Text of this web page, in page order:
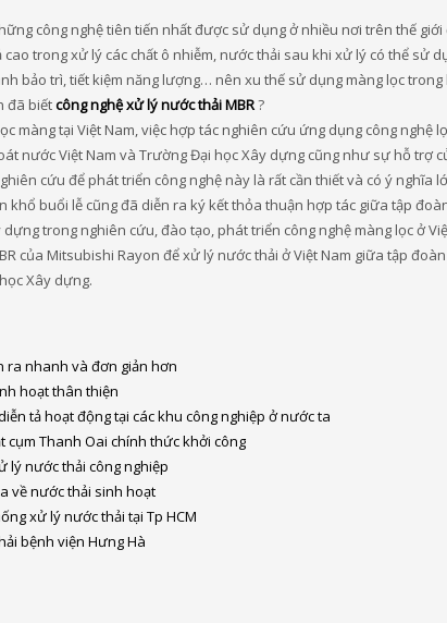
công nghệ tiên tiến nhất được sử dụng ở nhiều nơi trên thế
trong xử lý các chất ô nhiễm, nước thải sau khi xử lý có thể sử
bảo trì, tiết kiệm năng lượng… nên xu thế sử dụng màng lọc
đã biếtcông nghệ xử lý nước thải MBR?
màng tại Việt Nam, việc hợp tác nghiên cứu ứng dụng công nghệ
nước Việt Nam và Trường Đại học Xây dựng cũng như sự hỗ trợ
cứu để phát triển công nghệ này là rất cần thiết và có ý nghĩa
buổi lễ cũng đã diễn ra ký kết thỏa thuận hợp tác giữa tập
trong nghiên cứu, đào tạo, phát triển công nghệ màng lọc ở
của Mitsubishi Rayon để xử lý nước thải ở Việt Nam giữa tập
Xây dựng.
ra nhanh và đơn giản hơn
hoạt thân thiện
tả hoạt động tại các khu công nghiệp ở nước ta
cụm Thanh Oai chính thức khởi công
lý nước thải công nghiệp
về nước thải sinh hoạt
xử lý nước thải tại Tp HCM
bệnh viện Hưng Hà